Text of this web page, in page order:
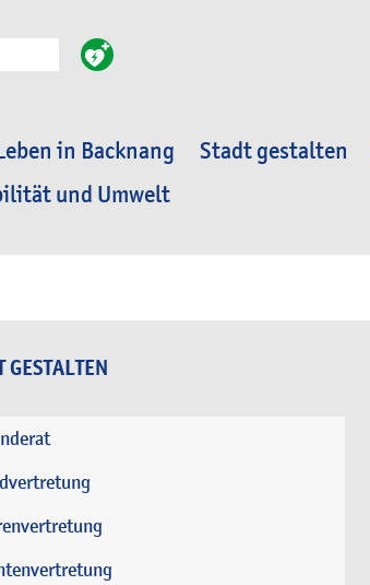
in Backnang Stadt gestalten
und Umwelt
GESTALTEN